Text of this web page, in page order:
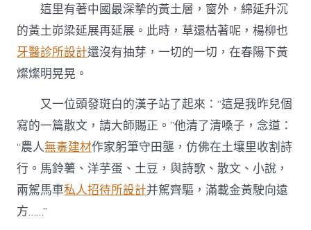
這里有著中國最深摯的黃土層，窗外，綿延升沉
的黃土峁梁延展再延展。此時，草還枯著呢，楊柳也
牙醫診所設計還沒有抽芽，一切的一切，在春陽下黃
燦燦明晃晃。
又一位頭發斑白的漢子站了起來：“這是我昨兒個
寫的一篇散文，請大師賜正。”他清了清嗓子，念道：
“農人無毒建材作家躬筆守田壟，仿佛在土壤里收割詩
行。馬鈴薯、洋芋蛋、土豆，與詩歌、散文、小說，
兩駕馬車私人招待所設計并駕齊驅，滿載金黃駛向遠
方……”